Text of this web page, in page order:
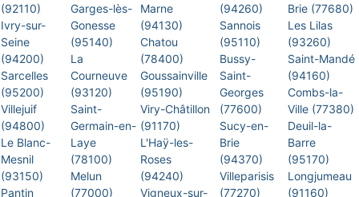
(92110)
Ivry-sur-
Seine
(94200)
Sarcelles
(95200)
Villejuif
(94800)
Le Blanc-
Mesnil
(93150)
Pantin
Garges-lès-
Gonesse
(95140)
La
Courneuve
(93120)
Saint-
Germain-en-
Laye
(78100)
Melun
(77000)
Marne
(94130)
Chatou
(78400)
Goussainville
(95190)
Viry-Châtillon
(91170)
L'Haÿ-les-
Roses
(94240)
Vigneux-sur-
(94260)
Sannois
(95110)
Bussy-
Saint-
Georges
(77600)
Sucy-en-
Brie
(94370)
Villeparisis
(77270)
Brie (77680)
Les Lilas
(93260)
Saint-Mandé
(94160)
Combs-la-
Ville (77380)
Deuil-la-
Barre
(95170)
Longjumeau
(91160)